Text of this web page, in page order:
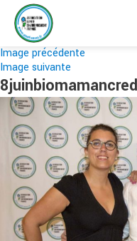
Image précédente
Image suivante